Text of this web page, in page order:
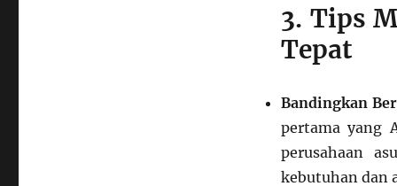
3. Tips
Tepat
Bandingkan
pertama yang
perusahaan
kebutuhan dan